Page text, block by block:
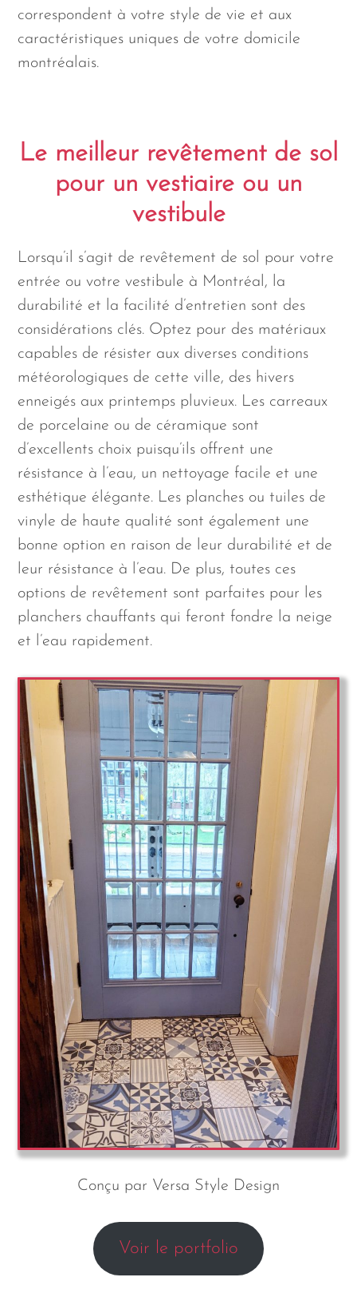
correspondent à votre style de vie et aux
caractéristiques uniques de votre domicile
montréalais.
Le meilleur revêtement de sol
pour un vestiaire ou un
vestibule
Lorsqu’il s’agit de revêtement de sol pour votre
entrée ou votre vestibule à Montréal, la
durabilité et la facilité d’entretien sont des
considérations clés. Optez pour des matériaux
capables de résister aux diverses conditions
météorologiques de cette ville, des hivers
enneigés aux printemps pluvieux. Les carreaux
de porcelaine ou de céramique sont
d’excellents choix puisqu’ils offrent une
résistance à l’eau, un nettoyage facile et une
esthétique élégante. Les planches ou tuiles de
vinyle de haute qualité sont également une
bonne option en raison de leur durabilité et de
leur résistance à l’eau. De plus, toutes ces
options de revêtement sont parfaites pour les
planchers chauffants qui feront fondre la neige
et l’eau rapidement.
Conçu par Versa Style Design
Voir le portfolio